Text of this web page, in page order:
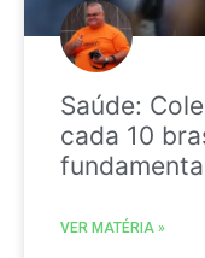
Saúde:
cada 10
VER MATÉRIA »